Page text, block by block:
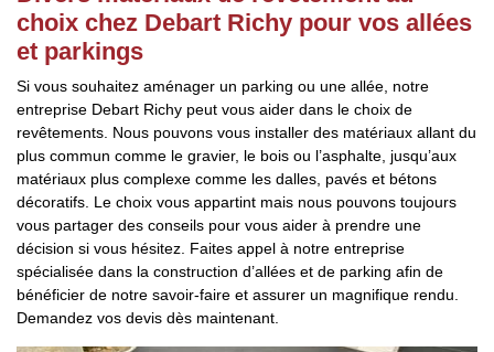
choix chez Debart Richy pour vos allées
et parkings
Si vous souhaitez aménager un parking ou une allée, notre
entreprise Debart Richy peut vous aider dans le choix de
revêtements. Nous pouvons vous installer des matériaux allant du
plus commun comme le gravier, le bois ou l’asphalte, jusqu’aux
matériaux plus complexe comme les dalles, pavés et bétons
décoratifs. Le choix vous appartint mais nous pouvons toujours
vous partager des conseils pour vous aider à prendre une
décision si vous hésitez. Faites appel à notre entreprise
spécialisée dans la construction d’allées et de parking afin de
bénéficier de notre savoir-faire et assurer un magnifique rendu.
Demandez vos devis dès maintenant.